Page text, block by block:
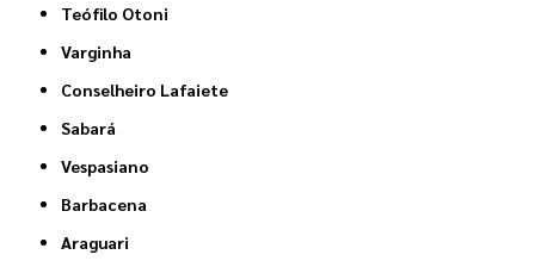
Teófilo Otoni
Varginha
Conselheiro Lafaiete
Sabará
Vespasiano
Barbacena
Araguari